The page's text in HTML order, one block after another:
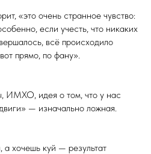
«это очень странное чувство:
если учесть, что никаких
всё происходило
прямо, по фану».
ИМХО, идея о том, что у нас
— изначально ложная.
а хочешь куй — результат